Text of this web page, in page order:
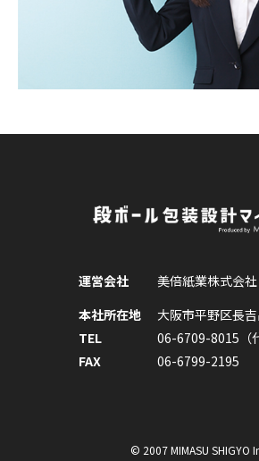
運営会社
美倍紙業株式会社
本社所在地
大阪市平野区長
TEL
06-6709-8015（
FAX
06-6799-2195
© 2007 MIMASU SHIGYO